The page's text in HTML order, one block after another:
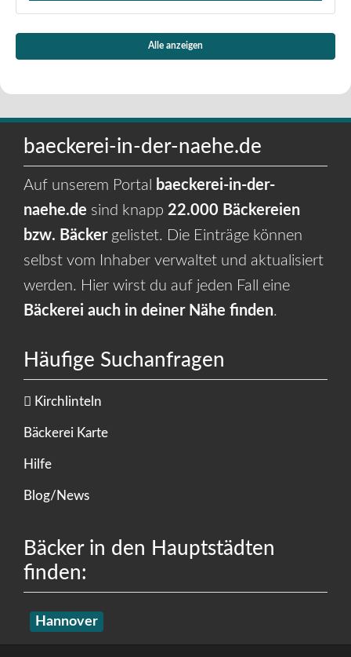
Alle anzeigen
baeckerei-in-der-naehe.de
Auf unserem Portal
baeckerei-in-der-
naehe.de sind knapp 22.000 Bäckereien
bzw. Bäckergelistet. Die Einträge können
selbst vom Inhaber verwaltet und aktualisiert
werden. Hier wirst du auf jeden Fall eine
Bäckerei auch in deiner Nähe finden.
Häufige Suchanfragen
Kirchlinteln
Bäckerei Karte
Hilfe
Blog/News
Bäcker in den Hauptstädten
finden:
Hannover